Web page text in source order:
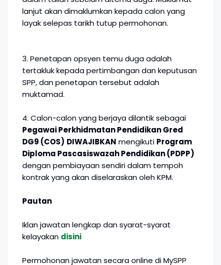
lanjut akan dimaklumkan kepada calon yang
layak selepas tarikh tutup permohonan.
3. Penetapan opsyen temu duga adalah
tertakluk kepada pertimbangan dan keputusan
SPP, dan penetapan tersebut adalah
muktamad.
4. Calon-calon yang berjaya dilantik sebagai
Pegawai Perkhidmatan Pendidikan Gred
DG9 (COS) DIWAJIBKAN mengikuti Program
Diploma Pascasiswazah Pendidikan (PDPP)
dengan pembiayaan sendiri dalam tempoh
kontrak yang akan diselaraskan oleh KPM.
Pautan
Iklan jawatan lengkap dan syarat-syarat
kelayakan disini
Permohonan jawatan secara online di MySPP